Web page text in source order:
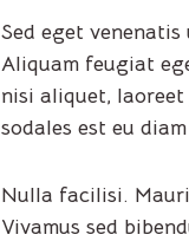
Sed eget
Aliquam feugiat
nisi aliquet, laoreet
sodales est eu
Nulla facilisi.
Vivamus sed